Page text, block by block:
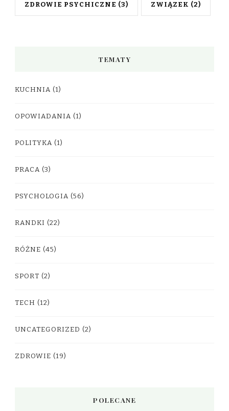
ZDROWIE PSYCHICZNE (3) ZWIĄZEK (2)
TEMATY
KUCHNIA (1)
OPOWIADANIA (1)
POLITYKA (1)
PRACA (3)
PSYCHOLOGIA (56)
RANDKI (22)
RÓŻNE (45)
SPORT (2)
TECH (12)
UNCATEGORIZED (2)
ZDROWIE (19)
POLECANE